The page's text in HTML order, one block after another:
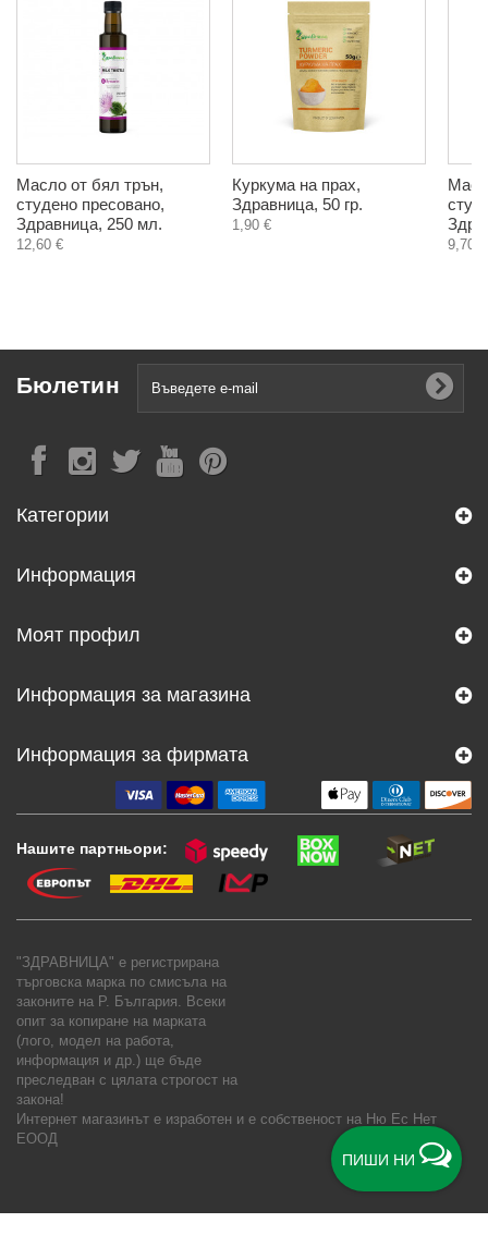
ПИШИ НИ
Масло от бял трън,
студено пресовано,
Здравница, 250 мл.
12,60 €
Куркума на прах,
Здравница, 50 гр.
1,90 €
9,70 €
Бюлетин
Категории
Информация
Моят профил
Информация за магазина
Информация за фирмата
Нашите партньори:
"ЗДРАВНИЦА" е регистрирана
търговска марка по смисъла на
законите на Р. България. Всеки
опит за копиране на марката
(лого, модел на работа,
информация и др.) ще бъде
преследван с цялата строгост на
закона!
Интернет магазинът е изработен и е собственост на Ню Ес Нет
ЕООД